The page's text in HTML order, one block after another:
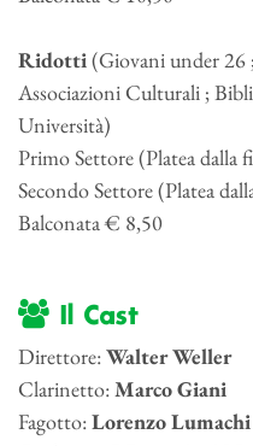
Ridotti(Giovani under 26
Associazioni Culturali ;
Università)
Primo Settore (Platea dalla
Secondo Settore (Platea
Balconata € 8,50
Il Cast
Direttore:Walter Weller
Clarinetto:Marco Giani
Fagotto:Lorenzo Lumachi